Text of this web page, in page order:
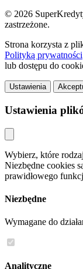
© 2026
zastrzeżone.
Strona korzysta z
Polityką prywatności
lub dostępu do
Ustawienia
Ustawienia
Wybierz, które
Niezbędne cookies
prawidłowego
Niezbędne
Wymagane do
Analityczne